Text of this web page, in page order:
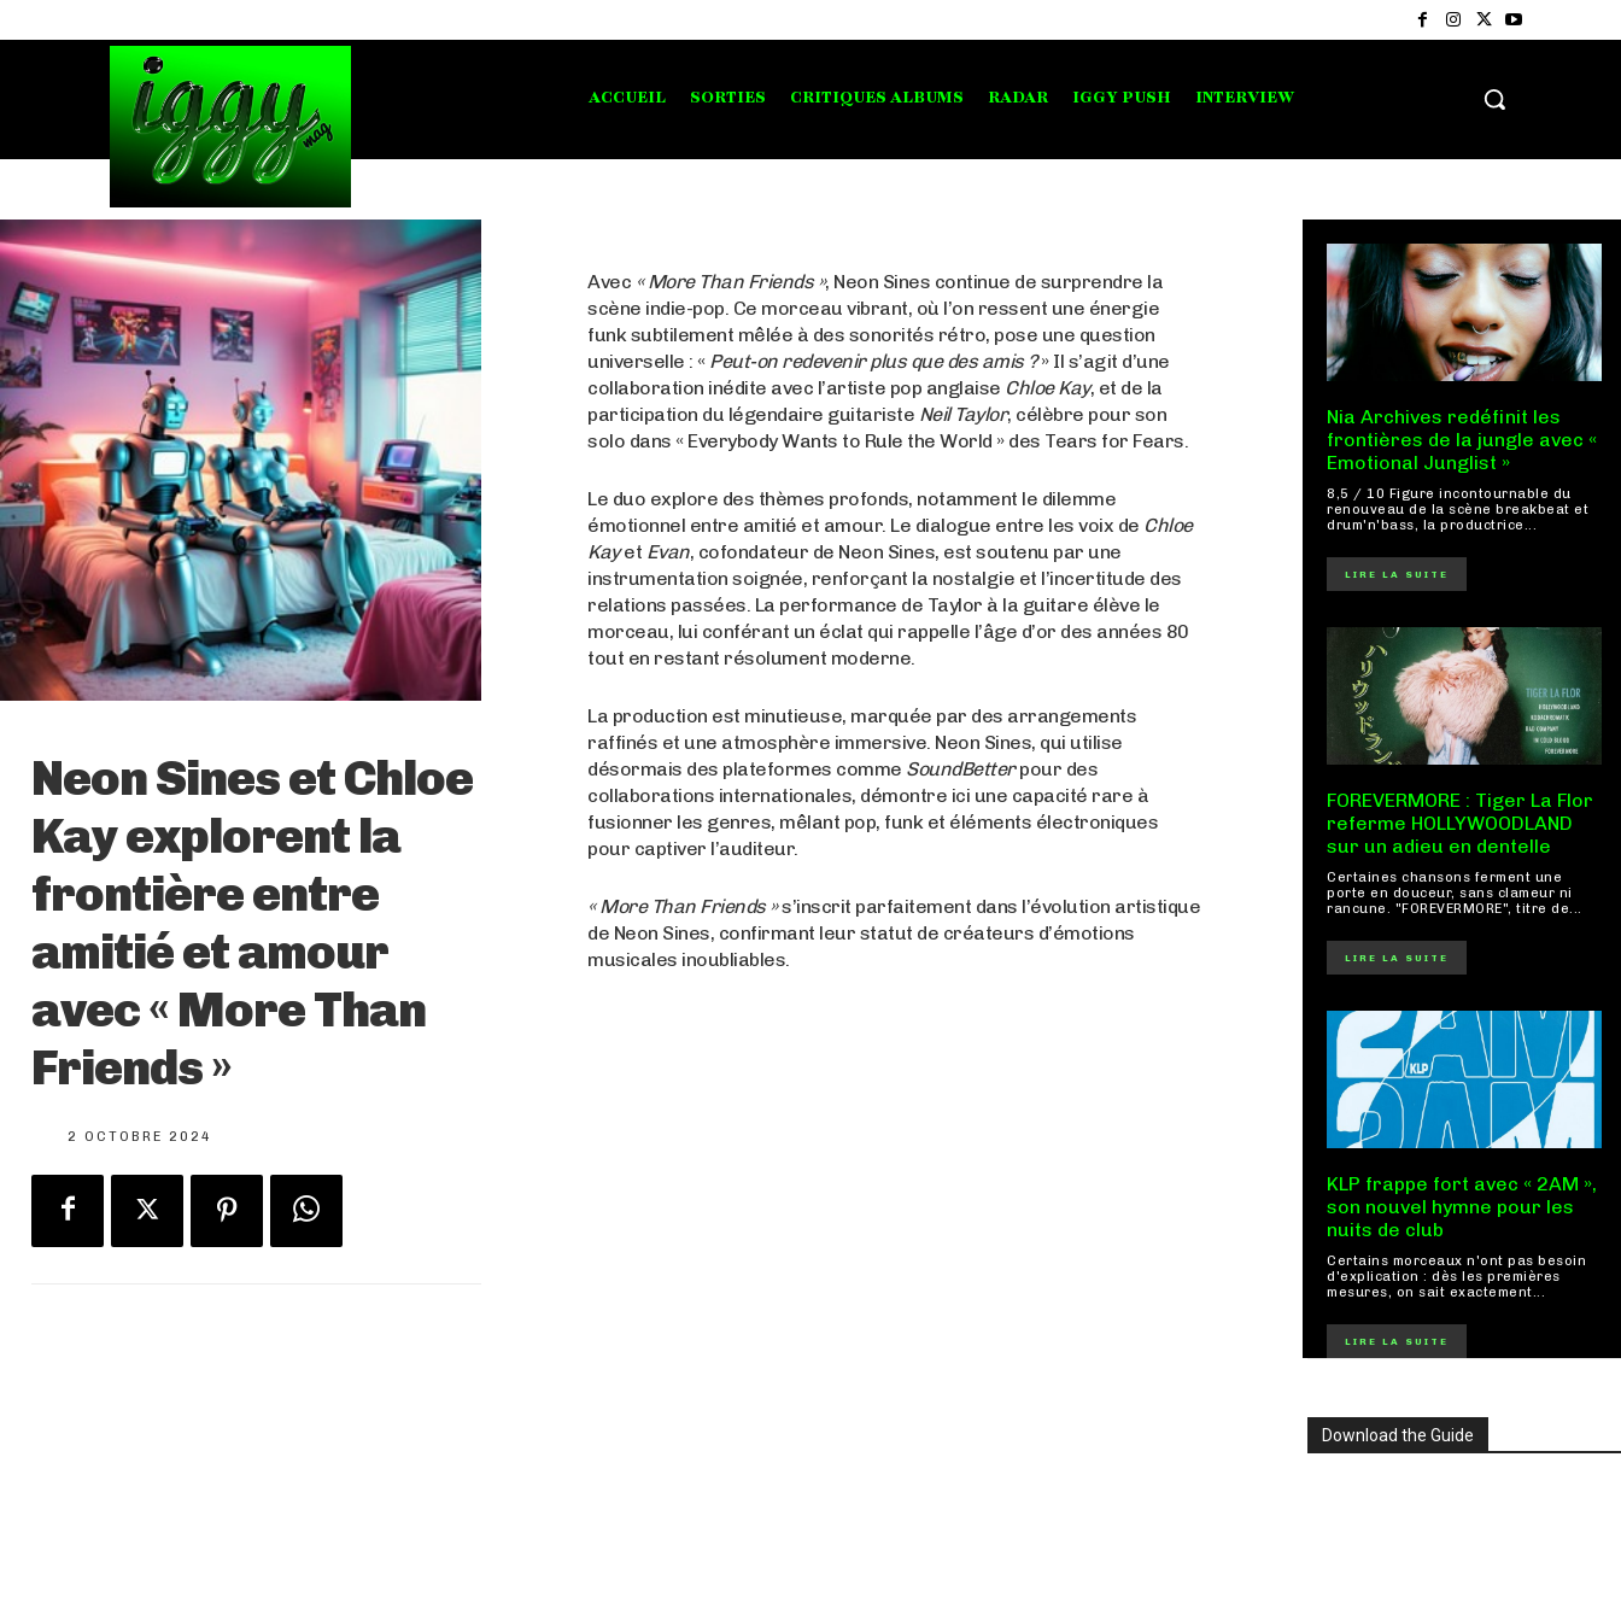
ACCUEIL SORTIES CRITIQUES ALBUMS RADAR IGGY PUSH INTERVIEW
Neon Sines et Chloe
Kay explorent la
frontière entre
amitié et amour
avec « More Than
Friends »
2 OCTOBRE 2024
Avec « More Than Friends », Neon Sines continue de surprendre la
scène indie-pop. Ce morceau vibrant, où l’on ressent une énergie
funk subtilement mêlée à des sonorités rétro, pose une question
universelle : « Peut-on redevenir plus que des amis ?» Il s’agit d’une
collaboration inédite avec l’artiste pop anglaise Chloe Kay, et de la
participation du légendaire guitariste Neil Taylor, célèbre pour son
solo dans « Everybody Wants to Rule the World » des Tears for Fears.
Le duo explore des thèmes profonds, notamment le dilemme
émotionnel entre amitié et amour. Le dialogue entre les voix de Chloe
Kayet Evan, cofondateur de Neon Sines, est soutenu par une
instrumentation soignée, renforçant la nostalgie et l’incertitude des
relations passées. La performance de Taylor à la guitare élève le
morceau, lui conférant un éclat qui rappelle l’âge d’or des années 80
tout en restant résolument moderne.
La production est minutieuse, marquée par des arrangements
raffinés et une atmosphère immersive. Neon Sines, qui utilise
désormais des plateformes comme SoundBetterpour des
collaborations internationales, démontre ici une capacité rare à
fusionner les genres, mêlant pop, funk et éléments électroniques
pour captiver l’auditeur.
« More Than Friends »s’inscrit parfaitement dans l’évolution artistique
de Neon Sines, confirmant leur statut de créateurs d’émotions
musicales inoubliables.
Nia Archives redéfinit les
frontières de la jungle avec «
Emotional Junglist »
8,5 / 10 Figure incontournable du
renouveau de la scène breakbeat et
drum'n'bass, la productrice...
LIRE LA SUITE
FOREVERMORE : Tiger La Flor
referme HOLLYWOODLAND
sur un adieu en dentelle
Certaines chansons ferment une
porte en douceur, sans clameur ni
rancune. "FOREVERMORE", titre de...
LIRE LA SUITE
KLP frappe fort avec « 2AM »,
son nouvel hymne pour les
nuits de club
Certains morceaux n'ont pas besoin
d'explication : dès les premières
mesures, on sait exactement...
LIRE LA SUITE
Download the Guide